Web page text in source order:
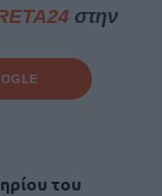
στην
του